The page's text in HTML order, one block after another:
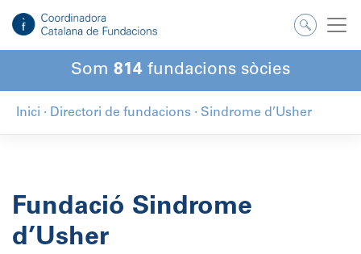
contingut
Som 814 fundacions sòcies
Inici · Directori de fundacions · Sindrome d’Usher
Fundació Sindrome
d’Usher